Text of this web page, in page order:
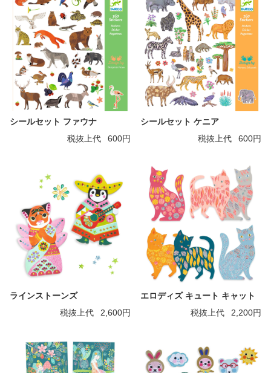
シールセット ファウナ
税抜上代
600円
シールセット ケニア
税抜上代
600円
ラインストーンズ
税抜上代
2,600円
エロディズ キュート キャット
税抜上代
2,200円